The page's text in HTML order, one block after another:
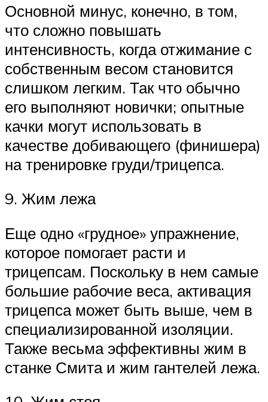
Основной минус, конечно, в том,
что сложно повышать
интенсивность, когда отжимание с
собственным весом становится
слишком легким. Так что обычно
его выполняют новички; опытные
качки могут использовать в
качестве добивающего (финишера)
на тренировке груди/трицепса.
9. Жим лежа
Еще одно «грудное» упражнение,
которое помогает расти и
трицепсам. Поскольку в нем самые
большие рабочие веса, активация
трицепса может быть выше, чем в
специализированной изоляции.
Также весьма эффективны жим в
станке Смита и жим гантелей лежа.